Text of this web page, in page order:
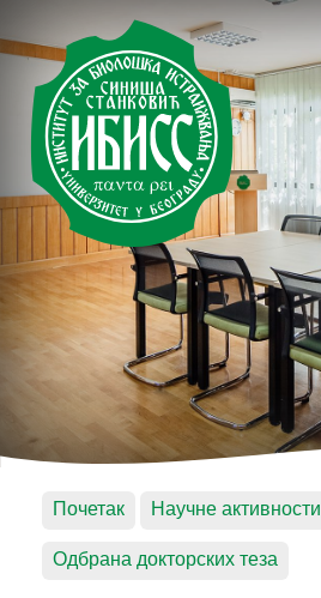
Почетак Научне активности
Одбрана докторских теза